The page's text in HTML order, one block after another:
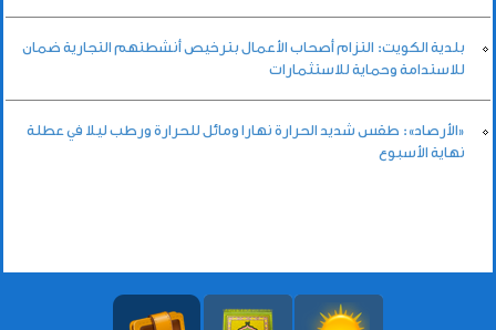
بلدية الكويت: التزام أصحاب الأعمال بترخيص أنشطتهم التجارية ضمان
للاستدامة وحماية للاستثمارات
«الأرصاد»: طقس شديد الحرارة نهارا ومائل للحرارة ورطب ليلا في عطلة
نهاية الأسبوع